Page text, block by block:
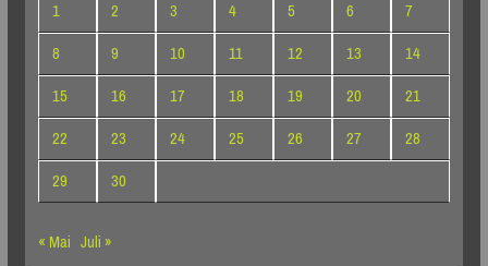
1
2 3 4 5 6
7
8
9 10 11 12 13
14
15
16 17 18 19 20
21
22
23 24 25 26 27
28
29
30
« Mai Juli »